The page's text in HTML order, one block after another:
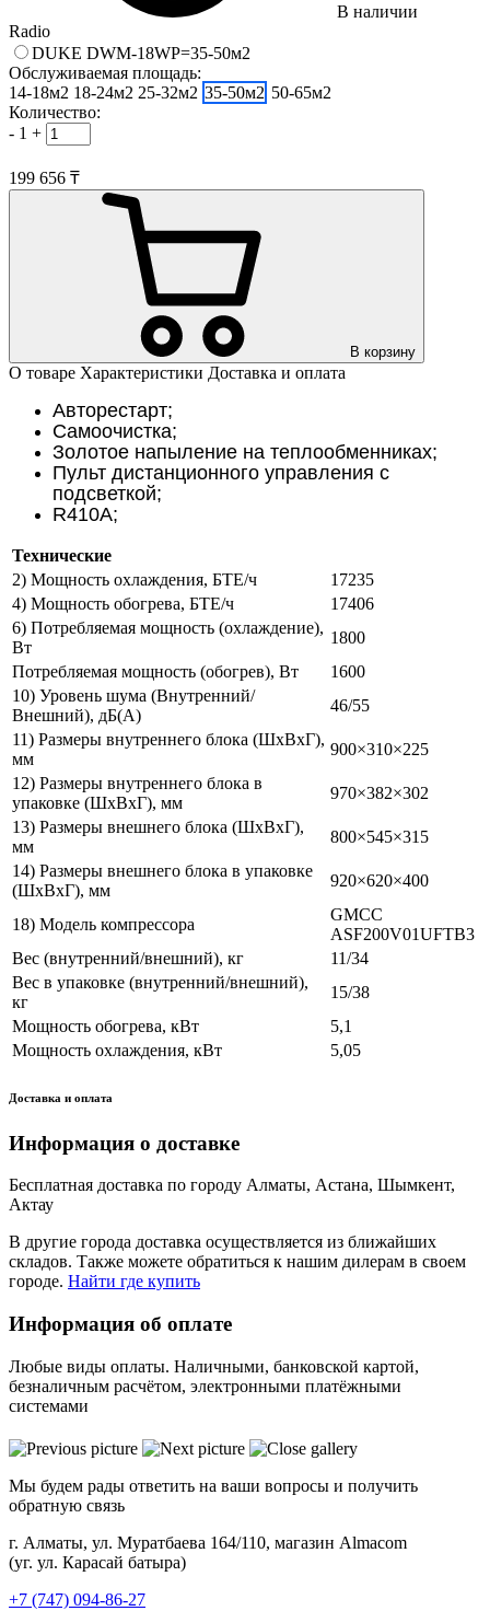
В наличии
Radio
DUKE DWM-18WP=35-50м2
Обслуживаемая площадь:
14-18м2 18-24м2 25-32м2 35-50м2 50-65м2
Количество:
- 1 +
199 656 ₸
В корзину
О товаре Характеристики Доставка и оплата
Авторестарт;
Самоочистка;
Золотое напыление на теплообменниках;
Пульт дистанционного управления с
подсветкой;
R410A;
Технические
2) Мощность охлаждения, БТЕ/ч
17235
4) Мощность обогрева, БТЕ/ч
17406
6) Потребляемая мощность (охлаждение),
Вт
1800
Потребляемая мощность (обогрев), Вт
1600
10) Уровень шума (Внутренний/
Внешний), дБ(А)
46/55
11) Размеры внутреннего блока (ШхВхГ),
мм
900×310×225
12) Размеры внутреннего блока в
упаковке (ШхВхГ), мм
970×382×302
13) Размеры внешнего блока (ШхВхГ),
мм
800×545×315
14) Размеры внешнего блока в упаковке
(ШхВхГ), мм
920×620×400
18) Модель компрессора
GMCC
ASF200V01UFTB3
Вес (внутренний/внешний), кг
11/34
Вес в упаковке (внутренний/внешний),
кг
15/38
Мощность обогрева, кВт
5,1
Мощность охлаждения, кВт
5,05
Доставка и оплата
Информация о доставке
Бесплатная доставка по городу Алматы, Астана, Шымкент,
Актау
В другие города доставка осуществляется из ближайших
складов. Также можете обратиться к нашим дилерам в своем
городе. Найти где купить
Информация об оплате
Любые виды оплаты. Наличными, банковской картой,
безналичным расчётом, электронными платёжными
системами
Мы будем рады ответить на ваши вопросы и получить
обратную связь
г. Алматы, ул. Муратбаева 164/110, магазин Almacom
(уг. ул. Карасай батыра)
+7 (747) 094-86-27